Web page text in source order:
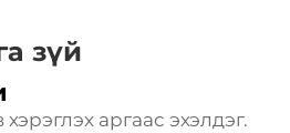
зүй
аргаас эхэлдэг.